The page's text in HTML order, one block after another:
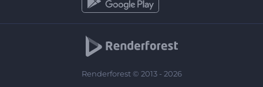
Renderforest © 2013 - 2026